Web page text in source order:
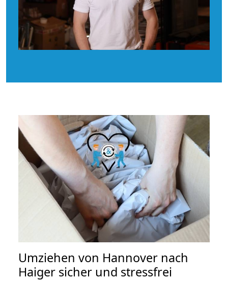
Umziehen von Hannover nach
Haiger sicher und stressfrei